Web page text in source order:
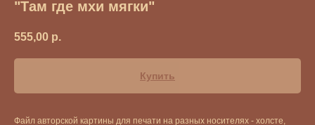
"Там где мхи мягки"
555,00 р.
Купить
Файл авторской картины для печати на разных носителях - холсте,